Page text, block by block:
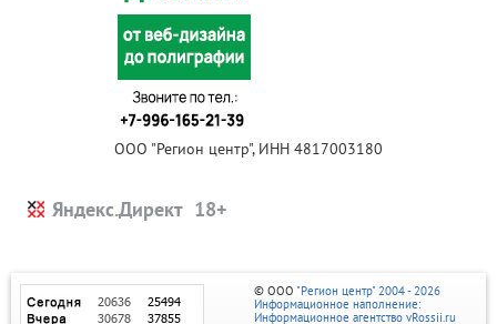
ООО "Регион центр", ИНН 4817003180
Яндекс.Директ
© ООО "Регион центр" 2004 - 2026
Информационное наполнение:
Информационное агентство vRossii.ru